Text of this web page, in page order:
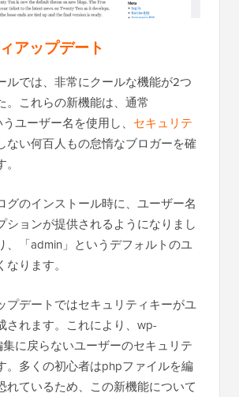
アップデート
ルでは、非常にクールな機能が2つ
。これらの新機能は、通常
うユーザー名を使用し、 セキュリテ
ない何百人もの怠惰なブロガーを確
グのインストール時に、ユーザー名
ションが提供されるようになりまし
、「admin」というデフォルトのユ
ります。
プデートではセキュリティキーがユ
されます。これにより、wp-
に戻らないユーザーのセキュリテ
。多くの初心者はphpファイルを編
れているため、この新機能について